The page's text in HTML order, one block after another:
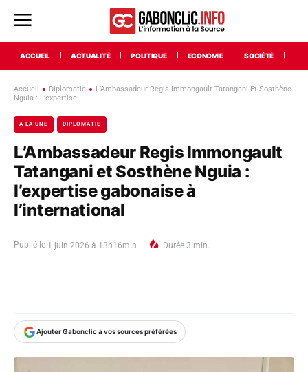
ACCUEIL ACTUALITÉ POLITIQUE ECONOMIE SOCIÉTÉ
Accueil Diplomatie
L’Ambassadeur Regis Immongault Tatangani Et Sosthène
Nguia : L’expertise...
A LA UNE DIPLOMATIE
L’Ambassadeur Regis Immongault
Tatangani et Sosthène Nguia :
l’expertise gabonaise à
l’international
Publié le 1 juin 2026 à 13h16min Durée 3 min.
Ajouter Gabonclic à vos sources préférées